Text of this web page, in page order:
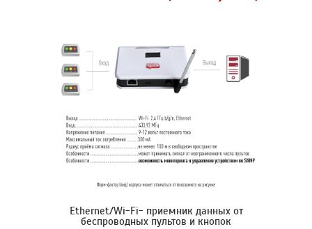
Ethernet/Wi-Fi- приемник данных от
беспроводных пультов и кнопок